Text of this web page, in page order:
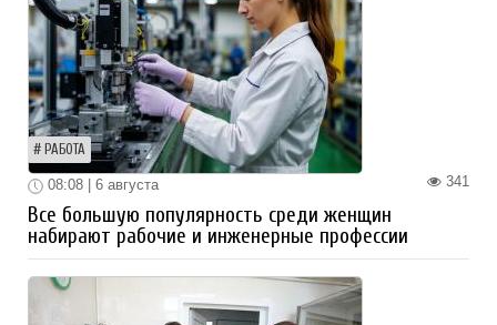
РАБОТА
341
08:08 | 6 августа
Все большую популярность среди женщин
набирают рабочие и инженерные профессии